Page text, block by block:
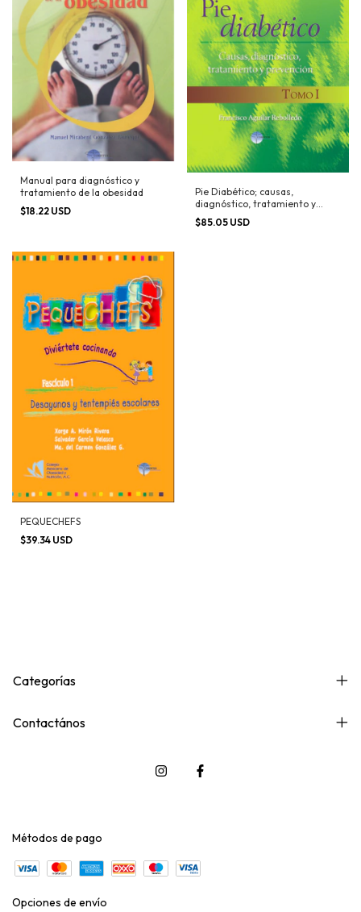
Manual para diagnóstico y
tratamiento de la obesidad
$18.22 USD
Pie Diabético; causas,
diagnóstico, tratamiento y
prevención
$85.05 USD
PEQUECHEFS
$39.34 USD
Categorías
Contactános
Métodos de pago
Opciones de envío